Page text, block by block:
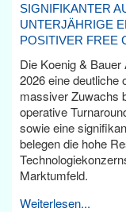
SIGNIFIKANTER
UNTERJÄHRIGE
POSITIVER FREE
Die Koenig &
2026 eine deutliche
massiver Zuwachs
operative
sowie eine
belegen die hohe
Marktumfeld.
Weiterlesen...